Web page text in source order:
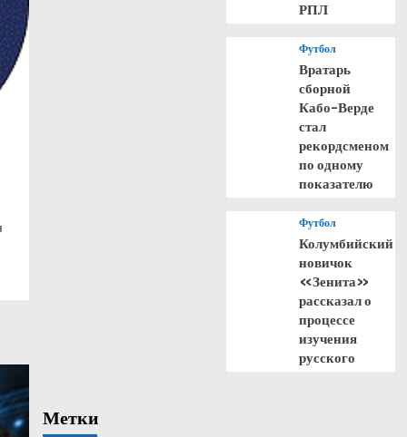
РПЛ
Футбол
Вратарь
сборной
Кабо-Верде
стал
рекордсменом
по одному
показателю
Футбол
Колумбийский
новичок
«Зенита»
рассказал о
процессе
изучения
русского
Метки